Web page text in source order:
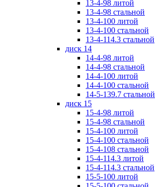
13-4-98 литой
13-4-98 стальной
13-4-100 литой
13-4-100 стальной
13-4-114.3 стальной
диск 14
14-4-98 литой
14-4-98 стальной
14-4-100 литой
14-4-100 стальной
14-5-139.7 стальной
диск 15
15-4-98 литой
15-4-98 стальной
15-4-100 литой
15-4-100 стальной
15-4-108 стальной
15-4-114.3 литой
15-4-114.3 стальной
15-5-100 литой